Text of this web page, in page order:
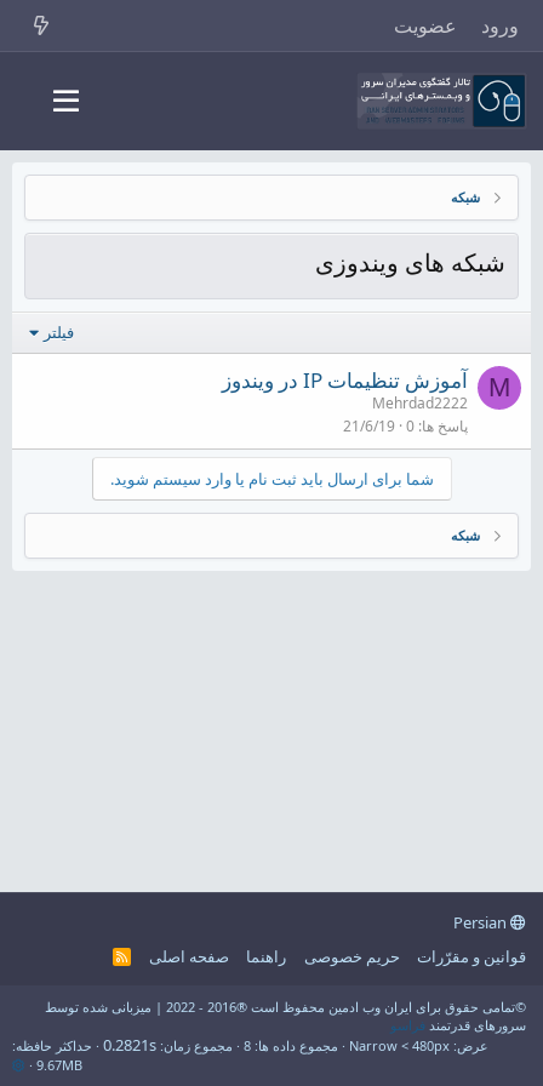
ورود عضویت
شبکه
شبکه های ویندوزی
فیلتر
M آموزش تنظیمات IP در ویندوز
Mehrdad2222
پاسخ ها 0
21/6/19
شما برای ارسال باید ثبت نام یا وارد سیستم شوید.
شبکه
قوانین و مقرّرات
حریم خصوصی راهنما صفحه اصلی
R
©تمامی حقوق برای ایران وب ادمین محفوظ است ®2016 - 2022 | میزبانی شده توسط
سرورهای قدرتمند فراسو
عرض
مجموع داده ها 8 مجموع زمان 0.2821s
حداکثر حافظه
9.67MB